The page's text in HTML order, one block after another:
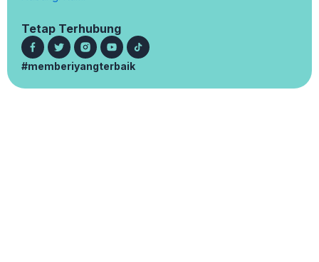
Tetap Terhubung
#memberiyangterbaik